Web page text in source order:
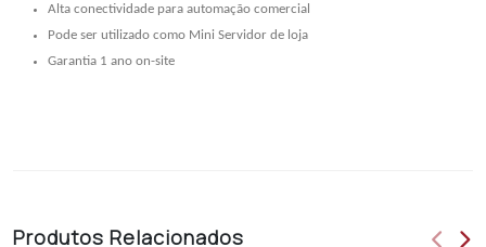
Alta conectividade para automação comercial
Pode ser utilizado como Mini Servidor de loja
Garantia 1 ano on-site
Produtos Relacionados